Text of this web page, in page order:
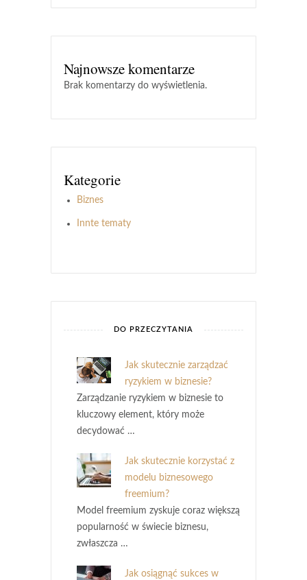
Najnowsze komentarze
Brak komentarzy do wyświetlenia.
Kategorie
Biznes
Innte tematy
DO PRZECZYTANIA
Jak skutecznie zarządzać
ryzykiem w biznesie?
Zarządzanie ryzykiem w biznesie to
kluczowy element, który może
decydować …
Jak skutecznie korzystać z
modelu biznesowego
freemium?
Model freemium zyskuje coraz większą
popularność w świecie biznesu,
zwłaszcza …
Jak osiągnąć sukces w